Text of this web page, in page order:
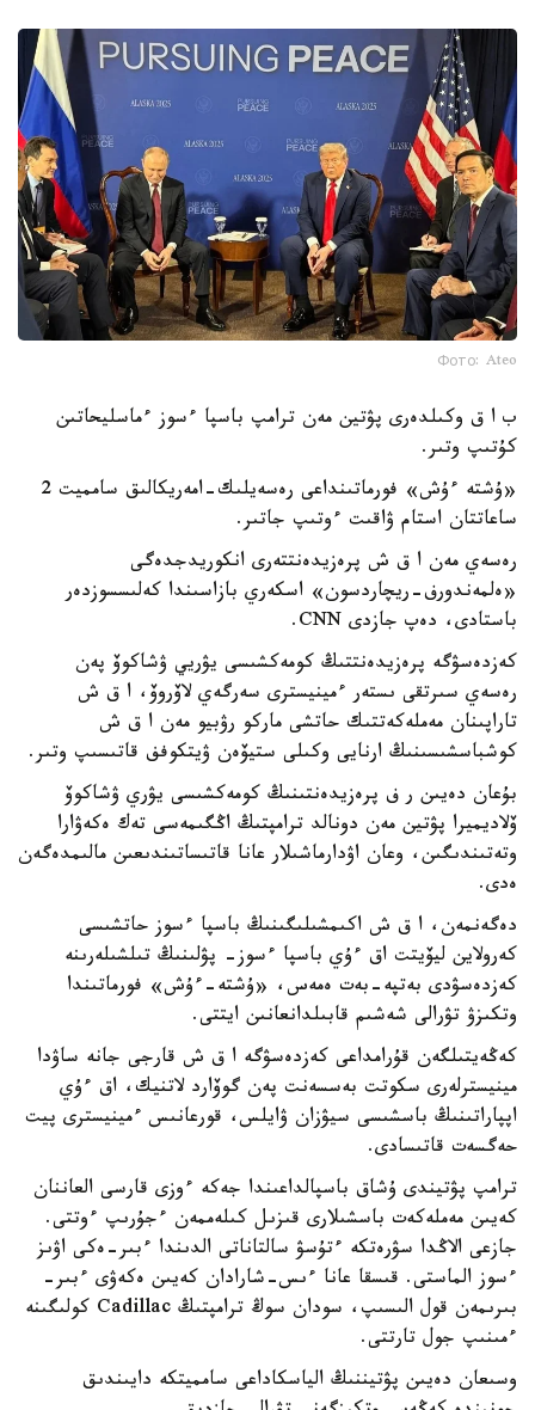
Фото: Ateo
ب ا ق وكىلدەرى پۋتين مەن ترامپ باسپا ءسوز ءماسليحاتىن
كۇتىپ وتىر.
«ۇشتە ءۇش» فورماتىنداعى رەسەيلىك-امەريكالىق سامميت 2
ساعاتتان استام ۋاقىت ءوتىپ جاتىر.
رەسەي مەن ا ق ش پرەزيدەنتتەرى انكوريدجدەگى
«ەلمەندورف-ريچاردسون» اسكەري بازاسىندا كەلىسسوزدەر
باستادى، دەپ جازدى CNN.
كەزدەسۋگە پرەزيدەنتتىڭ كومەكشىسى يۋريي ۋشاكوۆ پەن
رەسەي سىرتقى ىستەر ءمينيسترى سەرگەي لاۆروۆ، ا ق ش
تاراپىنان مەملەكەتتىك حاتشى ماركو رۋبيو مەن ا ق ش
كوشباسشىسىنىڭ ارنايى وكىلى ستيۆەن ۋيتكوفف قاتىسىپ وتىر.
بۇعان دەيىن ر ف پرەزيدەنتىنىڭ كومەكشىسى يۋري ۋشاكوۆ
ۆلاديميرا پۋتين مەن دونالد ترامپتىڭ اڭگىمەسى تەك ەكەۋارا
وتەتىندىگىن، وعان اۋدارماشىلار عانا قاتىساتىندىعىن مالىمدەگەن
ەدى.
دەگەنمەن، ا ق ش اكىمشىلىگىنىڭ باسپا ءسوز حاتشىسى
كەرولاين ليۆيتت اق ءۇي باسپا ءسوز- پۋلىنىڭ تىلشىلەرىنە
كەزدەسۋدى بەتپە-بەت ەمەس، «ۇشتە-ءۇش» فورماتىندا
وتكىزۋ تۋرالى شەشىم قابىلدانعانىن ايتتى.
كەڭەيتىلگەن قۇرامداعى كەزدەسۋگە ا ق ش قارجى جانە ساۋدا
مينيسترلەرى سكوتت بەسسەنت پەن گوۆارد لاتنيك، اق ءۇي
اپپاراتىنىڭ باسشىسى سيۋزان ۋايلس، قورعانىس ءمينيسترى پيت
حەگسەت قاتىسادى.
ترامپ پۋتيندى ۇشاق باسپالداعىندا جەكە ءوزى قارسى العاننان
كەيىن مەملەكەت باسشىلارى قىزىل كىلەممەن ءجۇرىپ ءوتتى.
جازعى الاڭدا سۋرەتكە ءتۇسۋ سالتاناتى الدىندا ءبىر-ەكى اۋىز
ءسوز الماستى. قىسقا عانا ءىس-شارادان كەيىن ەكەۋى ءبىر-
بىرىمەن قول الىسىپ، سودان سوڭ ترامپتىڭ Cadillac كولىگىنە
ءمىنىپ جول تارتتى.
وسىعان دەيىن پۋتيننىڭ الياسكاداعى سامميتكە دايىندىق